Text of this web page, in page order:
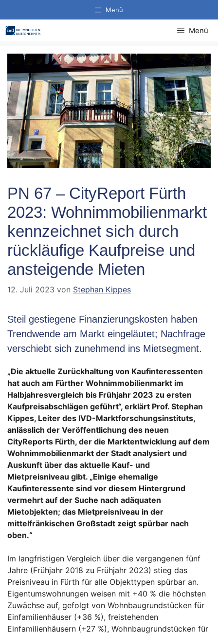
Inhalt
springen
Menü
Menü
PN 67 – CityReport Fürth
2023: Wohnimmobilienmarkt
kennzeichnet sich durch
rückläufige Kaufpreise und
ansteigende Mieten
12. Juli 2023 von Stephan Kippes
Steil gestiegene Finanzierungskosten haben
Trendwende am Markt eingeläutet; Nachfrage
verschiebt sich zunehmend ins Mietsegment.
„Die aktuelle Zurückhaltung von Kaufinteressenten
hat auch am Fürther Wohnimmobilienmarkt im
Halbjahresvergleich bis Frühjahr 2023 zu ersten
Kaufpreisabschlägen geführt“, erklärt Prof. Stephan
Kippes, Leiter des IVD-Marktforschungsinstituts,
anlässlich der Veröffentlichung des neuen
CityReports Fürth, der die Marktentwicklung auf dem
Wohnimmobilienmarkt der Stadt analysiert und
Auskunft über das aktuelle Kauf- und
Mietpreisniveau gibt. „Einige ehemalige
Kaufinteressente sind vor diesem Hintergrund
vermehrt auf der Suche nach adäquaten
Mietobjekten; das Mietpreisniveau in der
mittelfränkischen Großstadt zeigt spürbar nach
oben.“
Im langfristigen Vergleich über die vergangenen fünf
Jahre (Frühjahr 2018 zu Frühjahr 2023) stieg das
Preisniveau in Fürth für alle Objekttypen spürbar an.
Eigentumswohnungen weisen mit +40 % die höchsten
Zuwächse auf, gefolgt von Wohnbaugrundstücken für
Einfamilienhäuser (+36 %), freistehenden
Einfamilienhäusern (+27 %), Wohnbaugrundstücken für